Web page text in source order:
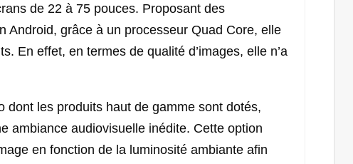
de 22 à 75 pouces. Proposant des
Android, grâce à un processeur Quad Core, elle
En effet, en termes de qualité d’images, elle n’a
dont les produits haut de gamme sont dotés,
ambiance audiovisuelle inédite. Cette option
en fonction de la luminosité ambiante afin